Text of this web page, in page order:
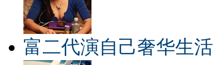
富二代演自己奢华生活